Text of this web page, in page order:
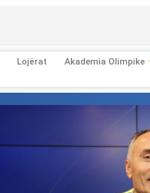
Lojërat Akademia Olimpike